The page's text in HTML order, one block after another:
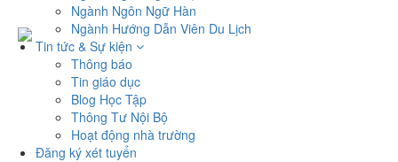
Ngành Ngôn Ngữ Hàn
Ngành Hướng Dẫn Viên Du Lịch
Tin tức & Sự kiện
Thông báo
Tin giáo dục
Blog Học Tập
Thông Tư Nội Bộ
Hoạt động nhà trường
Đăng ký xét tuyển